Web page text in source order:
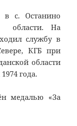
с. Останино
области. На
службу в
КГБ при
области
года.
медалью «За